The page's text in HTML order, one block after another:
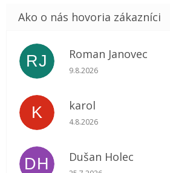
RJ Roman Janovec
Hodnotenie obchodu je 5
9.8.2026
K karol
Hodnotenie obchodu je 5
4.8.2026
DH Dušan Holec
Hodnotenie obchodu je 5